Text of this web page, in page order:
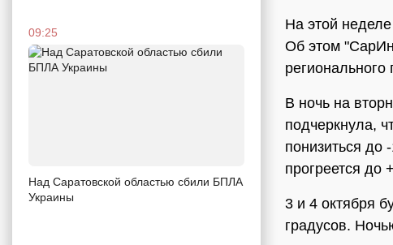
09:25
Над Саратовской областью сбили БПЛА
Украины
На этой
Об этом
регионального
В ночь на
подчеркнула,
понизиться до
прогреется до
3 и 4 октября
градусов.